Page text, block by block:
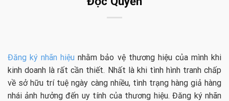
Đăng ký nhãn hiệu nhằm bảo vệ thương hiệu của mình khi
kinh doanh là rất cần thiết. Nhất là khi tình hình tranh chấp
về sở hữu trí tuệ ngày càng nhiều, tình trạng hàng giả hàng
nhái ảnh hưởng đến uy tính của thương hiệu. Đăng ký nhãn